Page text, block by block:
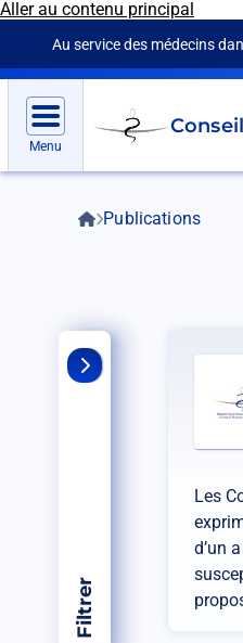
Aller au contenu principal
Au service des médecins
Menu
to
Accueil
Publications
Filtrer
Les
d’un
Panneau de gestion des cookies